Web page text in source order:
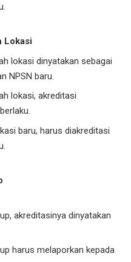
Lokasi
lokasi dinyatakan sebagai
NPSN baru.
lokasi, akreditasi
baru, harus diakreditasi
akreditasinya dinyatakan
harus melaporkan kepada